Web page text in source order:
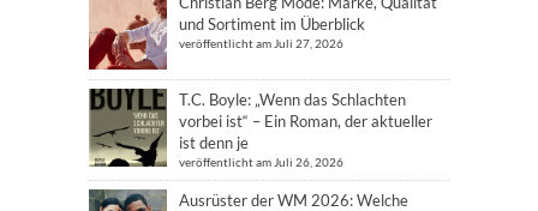
und Sortiment im Überblick
veröffentlicht am Juli 27, 2026
T.C. Boyle: „Wenn das Schlachten
vorbei ist“ – Ein Roman, der aktueller
ist denn je
veröffentlicht am Juli 26, 2026
Ausrüster der WM 2026: Welche